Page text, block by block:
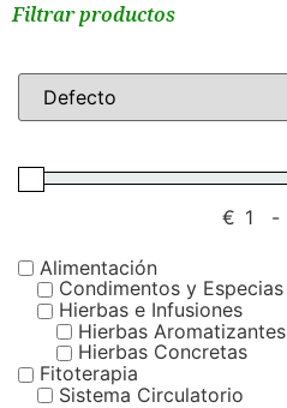
Filtrar productos
€ -
Alimentación
Condimentos y Especias
Hierbas e Infusiones
Hierbas Aromatizantes
Hierbas Concretas
Fitoterapia
Sistema Circulatorio